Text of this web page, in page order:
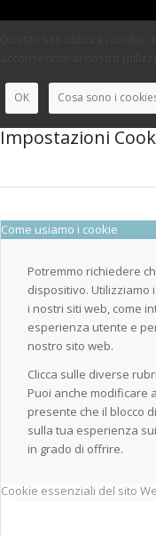
OK Cosa sono i
Impostazioni
Come usiamo i cookie
Potremmo richiedere
dispositivo.
i nostri siti web, come
esperienza utente e
nostro sito web.
Clicca sulle diverse
Puoi anche modificare
presente che il blocco
sulla tua esperienza
in grado di offrire.
Cookie essenziali del sito